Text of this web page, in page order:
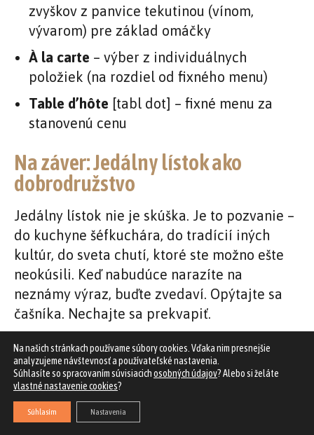
zvyškov z panvice tekutinou (vínom,
vývarom) pre základ omáčky
À la carte – výber z individuálnych
položiek (na rozdiel od fixného menu)
Table d’hôte [tabl dot] – fixné menu za
stanovenú cenu
Na záver: Jedálny lístok ako
dobrodružstvo
Jedálny lístok nie je skúška. Je to pozvanie –
do kuchyne šéfkuchára, do tradícií iných
kultúr, do sveta chutí, ktoré ste možno ešte
neokúsili. Keď nabudúce narazíte na
neznámy výraz, buďte zvedaví. Opýtajte sa
čašníka. Nechajte sa prekvapiť.
A ak vás zaujíma, čo znamenajú čísla v
zátvorkách pri každom jedle – tomu sa
venujeme v samostatnom článku o
alergénoch.
Na našich stránkach používame súbory cookies. Vďaka nim presnejšie
analyzujeme návštevnosť a používateľské nastavenia.
Súhlasíte so spracovaním súvisiacichosobných údajov? Alebo si želáte
vlastné nastavenie cookies?
Súhlasím Nastavenia